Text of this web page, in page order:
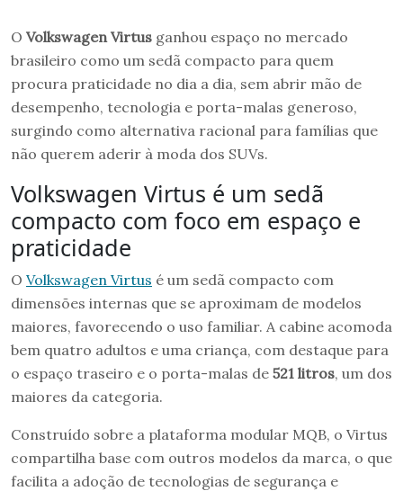
O Volkswagen Virtus ganhou espaço no mercado
brasileiro como um sedã compacto para quem
procura praticidade no dia a dia, sem abrir mão de
desempenho, tecnologia e porta-malas generoso,
surgindo como alternativa racional para famílias que
não querem aderir à moda dos SUVs.
Volkswagen Virtus é um sedã
compacto com foco em espaço e
praticidade
O Volkswagen Virtus é um sedã compacto com
dimensões internas que se aproximam de modelos
maiores, favorecendo o uso familiar. A cabine acomoda
bem quatro adultos e uma criança, com destaque para
o espaço traseiro e o porta-malas de 521 litros, um dos
maiores da categoria.
Construído sobre a plataforma modular MQB, o Virtus
compartilha base com outros modelos da marca, o que
facilita a adoção de tecnologias de segurança e